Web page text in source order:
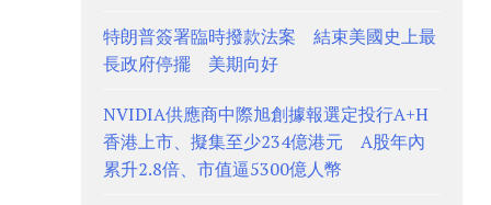
特朗普簽署臨時撥款法案 結束美國史上最
長政府停擺 美期向好
NVIDIA供應商中際旭創據報選定投行A+H
香港上市、擬集至少234億港元 A股年內
累升2.8倍、市值逼5300億人幣